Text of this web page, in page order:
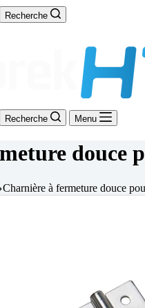
Recherche
Recherche Menu
douce
Charnière à fermeture douce